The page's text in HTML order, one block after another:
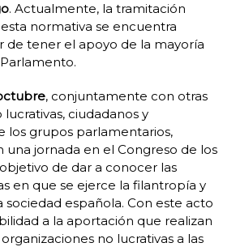
. Actualmente, la tramitación
normativa se encuentra
de tener el apoyo de la mayoría
, conjuntamente con otras
ciudadanos y
los grupos parlamentarios,
una jornada en el Congreso de los
de dar a conocer las
en que se ejerce la filantropía y
sociedad española. Con este acto
a la aportación que realizan
no lucrativas a las